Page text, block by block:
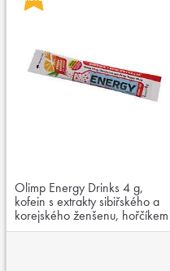
Olimp Energy Drinks 4 g,
kofein s extrakty sibiřského a
korejského ženšenu, hořčíkem